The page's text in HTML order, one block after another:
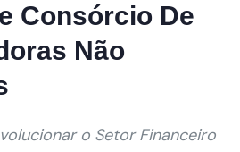
Consórcio De
Não
o Setor Financeiro